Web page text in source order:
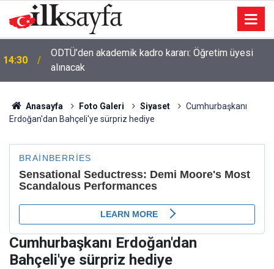
14:30
ODTÜ’den akademik kadro kararı: Öğretim üyesi
alınacak
Anasayfa Foto Galeri Siyaset
Cumhurbaşkanı
Erdoğan'dan Bahçeli'ye sürpriz hediye
Cumhurbaşkanı Erdoğan'dan
Bahçeli'ye sürpriz hediye